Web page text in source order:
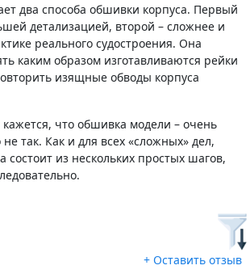
два способа обшивки корпуса. Первый
детализацией, второй – сложнее и
реального судостроения. Она
каким образом изготавливаются рейки
изящные обводы корпуса
кажется, что обшивка модели – очень
так. Как и для всех «сложных» дел,
из нескольких простых шагов,
+ Оставить отзыв